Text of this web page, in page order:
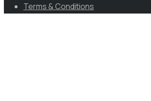
Terms & Conditions